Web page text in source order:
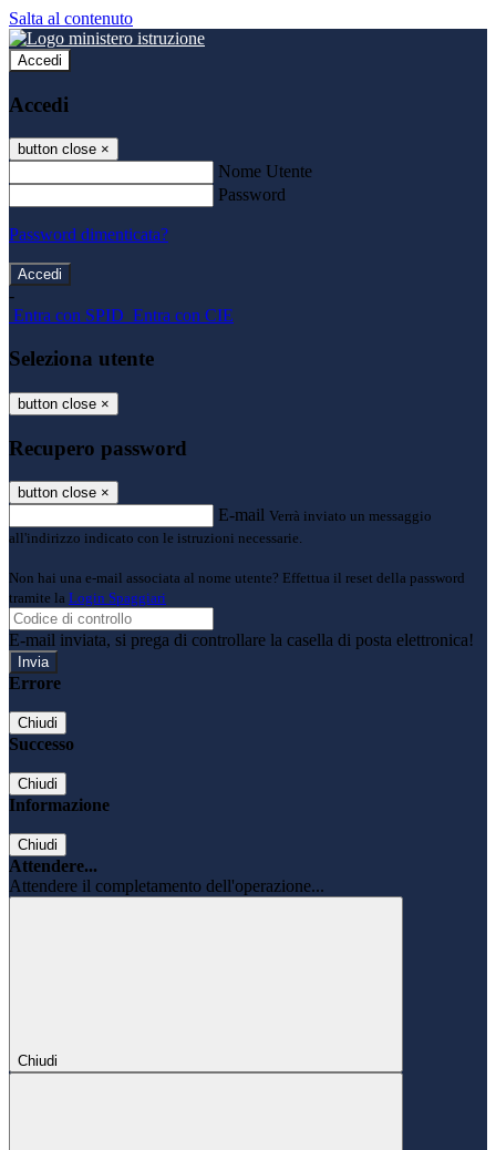
Salta al contenuto
Accedi
Accedi
button close ×
Nome Utente
Password
Password dimenticata?
-
Entra con SPID Entra con CIE
Seleziona utente
button close ×
Recupero password
button close ×
E-mail Verrà inviato un messaggio
all'indirizzo indicato con le istruzioni necessarie.
Non hai una e-mail associata al nome utente? Effettua il reset della password
tramite la Login Spaggiari
E-mail inviata, si prega di controllare la casella di posta elettronica!
Errore
Chiudi
Successo
Chiudi
Informazione
Chiudi
Attendere...
Attendere il completamento dell'operazione...
Chiudi